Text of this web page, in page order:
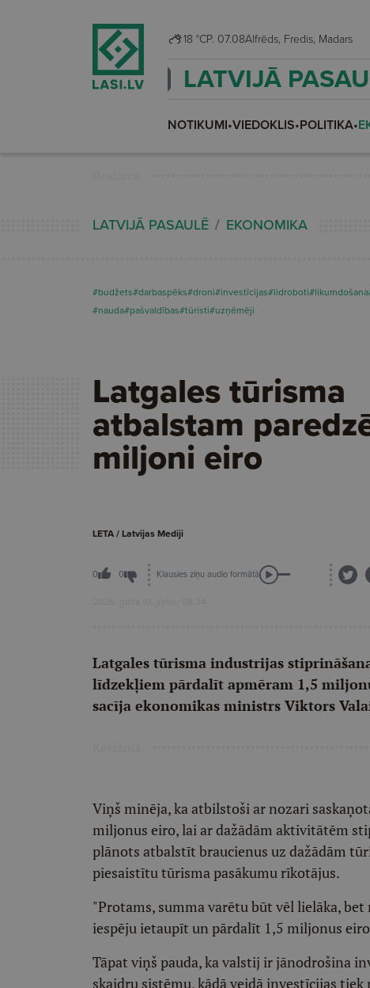
18 °CP. 07.08 Alfrēds, Fredis, Madars
LATVIJĀ
NOTIKUMI•VIEDOKLIS•POLITIKA•
LATVIJĀ PASAULĒ EKONOMIKA
#budžets#darbaspēks#droni#investīcijas#lidroboti#likumdošana
#nauda#pašvaldības#tūristi#uzņēmēji
Latgales tūrisma
atbalstam
miljoni eiro
LETA / Latvijas Mediji
0 0 Klausies ziņu audio formātā
2026. gada 10. jūnijs, 08:34
Latgales tūrisma industrijas
līdzekļiem pārdalīt apmēram 1,5
sacīja ekonomikas ministrs Viktors
Viņš minēja, ka atbilstoši ar nozari
miljonus eiro, lai ar dažādām aktivitātēm
plānots atbalstīt braucienus uz dažādām
piesaistītu tūrisma pasākumu rīkotājus.
"Protams, summa varētu būt vēl lielāka,
iespēju ietaupīt un pārdalīt 1,5 miljonus
Tāpat viņš pauda, ka valstij ir jānodrošina
skaidru sistēmu, kādā veidā investīcijas tiek